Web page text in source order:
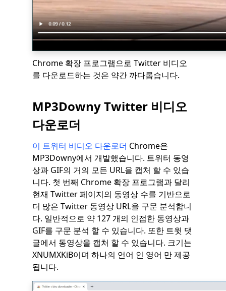
Chrome 확장 프로그램으로 Twitter 비디오
를 다운로드하는 것은 약간 까다롭습니다.
MP3Downy Twitter 비디오
다운로더
이 트위터 비디오 다운로더 Chrome은
MP3Downy에서 개발했습니다. 트위터 동영
상과 GIF의 거의 모든 URL을 캡처 할 수 있습
니다. 첫 번째 Chrome 확장 프로그램과 달리
현재 Twitter 페이지의 동영상 수를 기반으로
더 많은 Twitter 동영상 URL을 구문 분석합니
다. 일반적으로 약 127 개의 인접한 동영상과
GIF를 구문 분석 할 수 있습니다. 또한 트윗 댓
글에서 동영상을 캡처 할 수 있습니다. 크기는
XNUMXKiB이며 하나의 언어 인 영어 만 제공
됩니다.